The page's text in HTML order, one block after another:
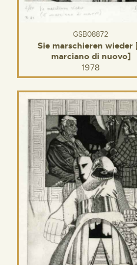
GSB08872
Sie marschieren wieder
marciano di nuovo]
1978